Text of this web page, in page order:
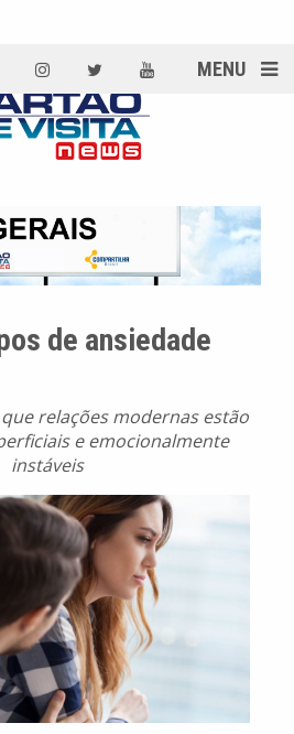
MENU
de ansiedade
relações modernas estão
e emocionalmente
instáveis